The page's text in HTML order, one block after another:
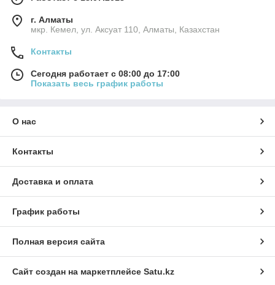
г. Алматы
мкр. Кемел, ул. Аксуат 110, Алматы, Казахстан
Контакты
Сегодня работает с 08:00 до 17:00
Показать весь график работы
О нас
Контакты
Доставка и оплата
График работы
Полная версия сайта
Сайт создан на маркетплейсе Satu.kz